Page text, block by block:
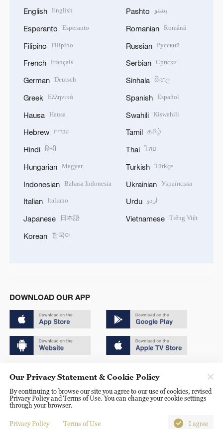
English English
Esperanto Esperanto
Filipino Filipino
French Français
German Deutsch
Greek Ελληνικά
Hausa Hausa
Hebrew עברית
Hindi हिन्दी
Hungarian Magyar
Indonesian Bahasa Indonesia
Italian Italiano
Japanese 日本語
Korean 한국어
Pashto پښتو
Romanian Română
Russian Русский
Serbian Српски
Sinhala සිංහල
Spanish Español
Swahili Kiswahili
Tamil தமிழ்
Thai ไทย
Turkish Türkçe
Ukrainian Українська
Urdu اردو
Vietnamese Tiếng Việt
DOWNLOAD OUR APP
京ICP备20000184号
京公网安备 11010502050052号
Disinformation report hotline: 010-85061466
Our Privacy Statement & Cookie Policy
By continuing to browse our site you agree to our use of cookies, revised
Privacy Policy and Terms of Use. You can change your cookie settings
through your browser.
Privacy Policy Terms of Use I agree